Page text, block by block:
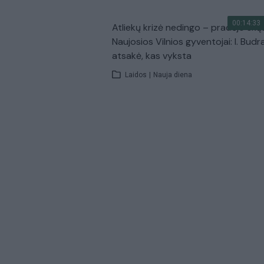
00:14:33
Atliekų krizė nedingo – pradėjo
Naujosios Vilnios gyventojai: I.
atsakė, kas vyksta
Laidos | Nauja diena